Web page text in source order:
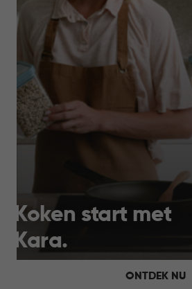
Koken start met
Kara.
ONTDEK NU